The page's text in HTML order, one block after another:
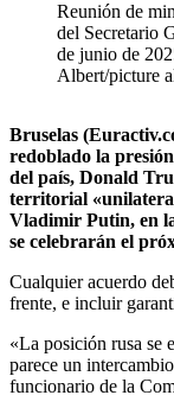
Reunión de
del Secretario
de junio de
Albert/picture
Bruselas
redoblado la
del país, Donald
territorial
Vladimir Putin, en
se celebrarán el
Cualquier acuerdo
frente, e incluir
«La posición rusa se
parece un
funcionario de la